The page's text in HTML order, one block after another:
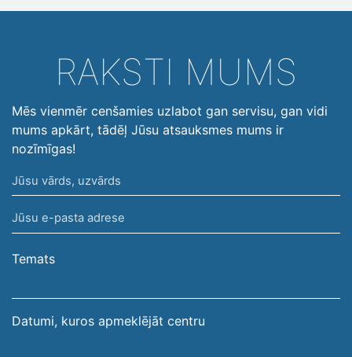
RAKSTI MUMS
Mēs vienmēr cenšamies uzlabot gan servisu, gan vidi
mums apkārt, tādēļ Jūsu atsauksmes mums ir
nozīmīgas!
Jūsu
vārds,
uzvārds
Jūsu
e-
pasta
Temats
Datumi, kuros apmeklējāt centru